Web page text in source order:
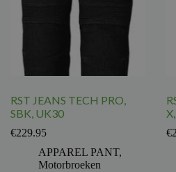
RST JEANS TECH PRO,
SBK, UK30
€229.95
APPAREL PANT,
Motorbroeken
€